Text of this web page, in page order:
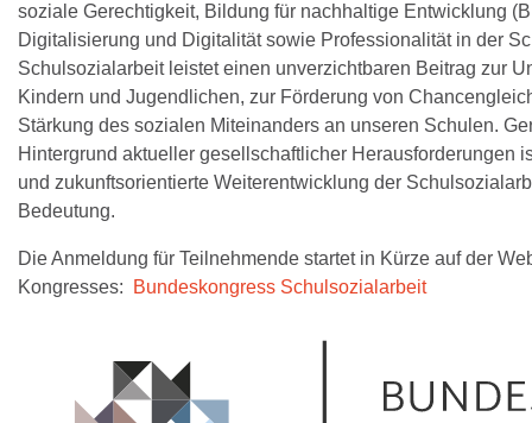
soziale Gerechtigkeit, Bildung für nachhaltige Entwicklung
Digitalisierung und Digitalität sowie Professionalität in der
Schulsozialarbeit leistet einen unverzichtbaren Beitrag zur
Kindern und Jugendlichen, zur Förderung von
Stärkung des sozialen Miteinanders an unseren Schulen.
Hintergrund aktueller gesellschaftlicher Herausforderungen
und zukunftsorientierte Weiterentwicklung der
Bedeutung.
Die Anmeldung für Teilnehmende startet in Kürze auf der
Kongresses:
Bundeskongress Schulsozialarbeit